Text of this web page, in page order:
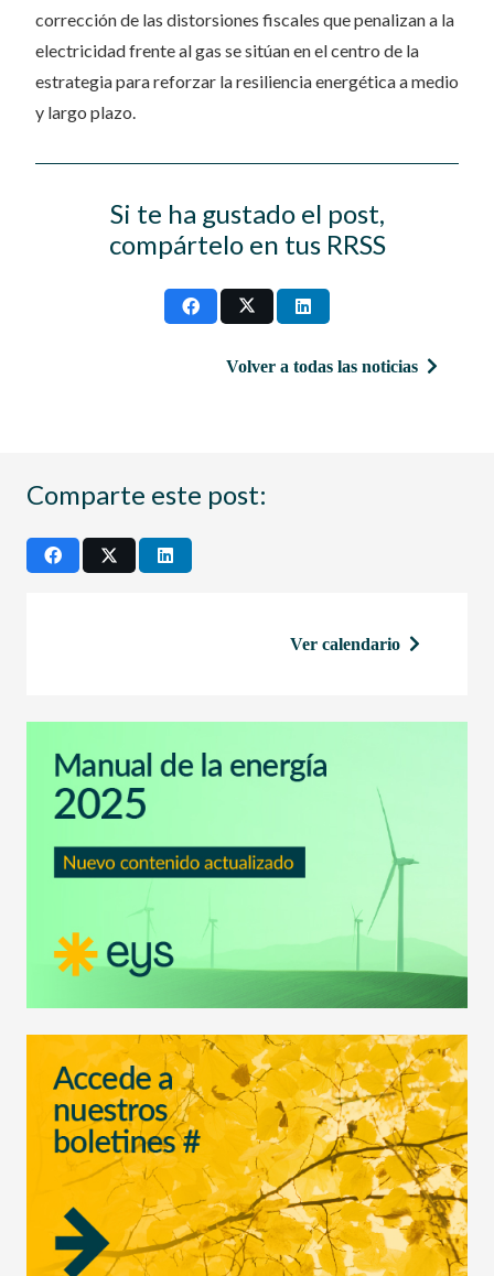
corrección de las distorsiones fiscales que penalizan a la
electricidad frente al gas se sitúan en el centro de la
estrategia para reforzar la resiliencia energética a medio
y largo plazo.
Si te ha gustado el post,
compártelo en tus RRSS
Volver a todas las noticias
Comparte este post:
Ver calendario